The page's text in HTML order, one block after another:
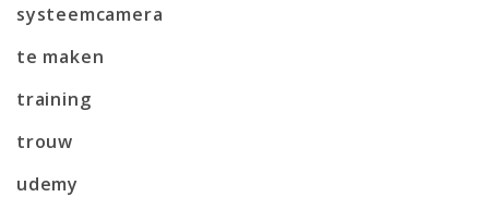
systeemcamera
te maken
training
trouw
udemy